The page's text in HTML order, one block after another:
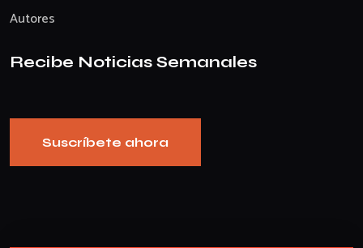
Autores
Recibe Noticias Semanales
Suscríbete ahora